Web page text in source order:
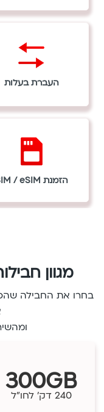
העברת בעלות
הזמנת SIM / eSIM
מגוון
בחרו את החבילה
300GB
240 דק' לחו"ל